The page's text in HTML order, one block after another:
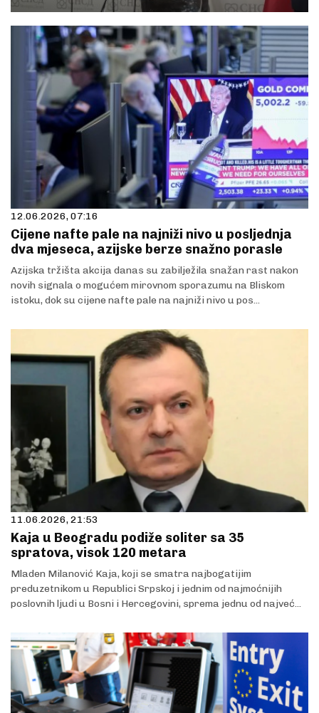
12.06.2026, 07:16
Cijene nafte pale na najniži nivo u posljednja
dva mjeseca, azijske berze snažno porasle
Azijska tržišta akcija danas su zabilježila snažan rast nakon
novih signala o mogućem mirovnom sporazumu na Bliskom
istoku, dok su cijene nafte pale na najniži nivo u pos...
11.06.2026, 21:53
Kaja u Beogradu podiže soliter sa 35
spratova, visok 120 metara
Mladen Milanović Kaja, koji se smatra najbogatijim
preduzetnikom u Republici Srpskoj i jednim od najmoćnijih
poslovnih ljudi u Bosni i Hercegovini, sprema jednu od najveć...